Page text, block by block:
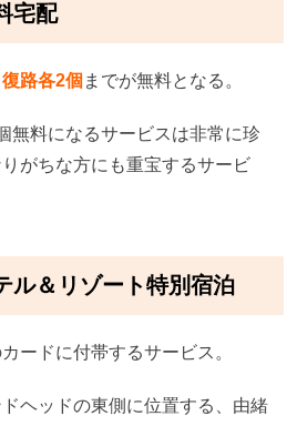
宅配
路各2個 までが無料となる。
無料になるサービスは非常に珍
がちな方にも重宝するサービ
ル＆リゾート特別宿泊
ードに付帯するサービス。
ヘッドの東側に位置する、由緒